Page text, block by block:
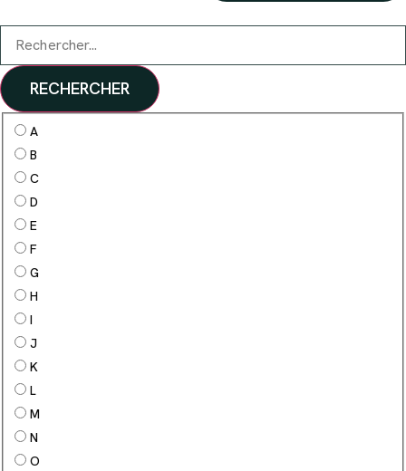
RECHERCHER
A
B
C
D
E
F
G
H
I
J
K
L
M
N
O